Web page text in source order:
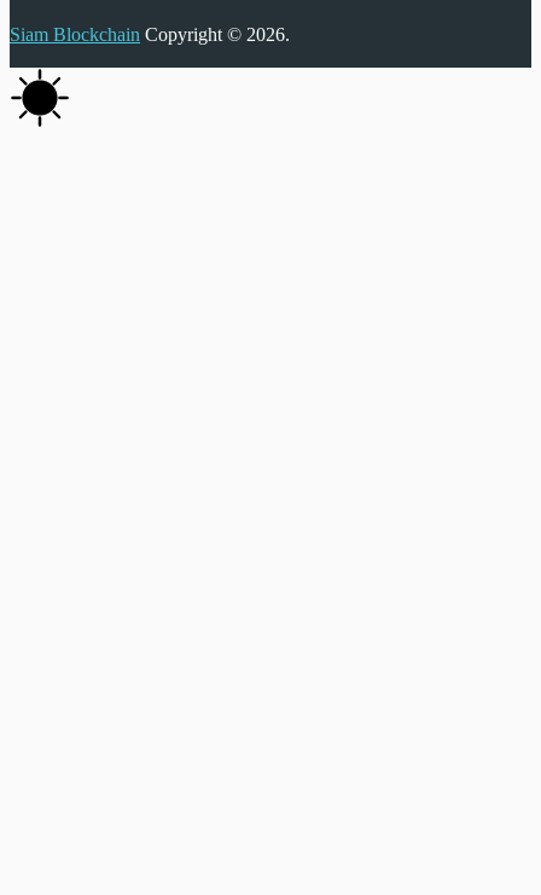
Siam Blockchain Copyright © 2026.